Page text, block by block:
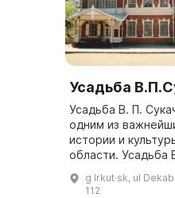
Усадьба
Усадьба В. П.
одним из
истории и
области. Усадьба В. П. Сукачева -
федерального
g Irkut·sk, ul
112